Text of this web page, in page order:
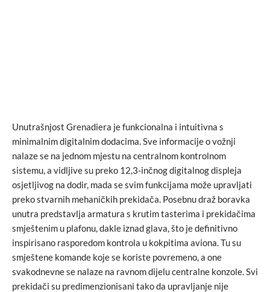
Unutrašnjost Grenadiera je funkcionalna i intuitivna s
minimalnim digitalnim dodacima. Sve informacije o vožnji
nalaze se na jednom mjestu na centralnom kontrolnom
sistemu, a vidljive su preko 12,3-inčnog digitalnog displeja
osjetljivog na dodir, mada se svim funkcijama može upravljati
preko stvarnih mehaničkih prekidača. Posebnu draž boravka
unutra predstavlja armatura s krutim tasterima i prekidačima
smještenim u plafonu, dakle iznad glava, što je definitivno
inspirisano rasporedom kontrola u kokpitima aviona. Tu su
smještene komande koje se koriste povremeno, a one
svakodnevne se nalaze na ravnom dijelu centralne konzole. Svi
prekidači su predimenzionisani tako da upravljanje nije